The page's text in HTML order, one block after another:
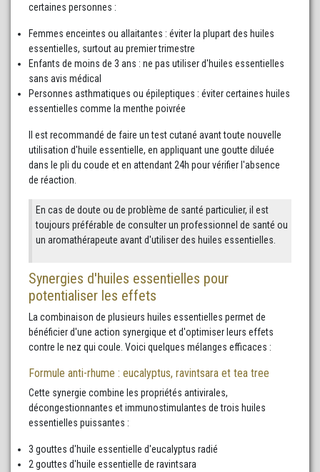
certaines personnes :
Femmes enceintes ou allaitantes : éviter la plupart des huiles
essentielles, surtout au premier trimestre
Enfants de moins de 3 ans : ne pas utiliser d'huiles essentielles
sans avis médical
Personnes asthmatiques ou épileptiques : éviter certaines huiles
essentielles comme la menthe poivrée
Il est recommandé de faire un test cutané avant toute nouvelle
utilisation d'huile essentielle, en appliquant une goutte diluée
dans le pli du coude et en attendant 24h pour vérifier l'absence
de réaction.
En cas de doute ou de problème de santé particulier, il est
toujours préférable de consulter un professionnel de santé ou
un aromathérapeute avant d'utiliser des huiles essentielles.
Synergies d'huiles essentielles pour
potentialiser les effets
La combinaison de plusieurs huiles essentielles permet de
bénéficier d'une action synergique et d'optimiser leurs effets
contre le nez qui coule. Voici quelques mélanges efficaces :
Formule anti-rhume : eucalyptus, ravintsara et tea tree
Cette synergie combine les propriétés antivirales,
décongestionnantes et immunostimulantes de trois huiles
essentielles puissantes :
3 gouttes d'huile essentielle d'eucalyptus radié
2 gouttes d'huile essentielle de ravintsara